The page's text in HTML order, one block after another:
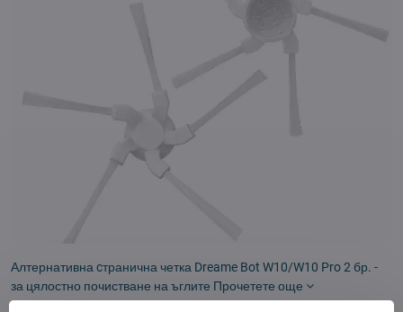
Алтернативна cтранична четка Dreame Bot W10/W10 Pro 2 бр. -
за цялостно почистване на ъглите Прочетете още